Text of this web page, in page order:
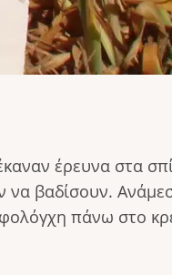
έρευνα στα
βαδίσουν.
πάνω στο